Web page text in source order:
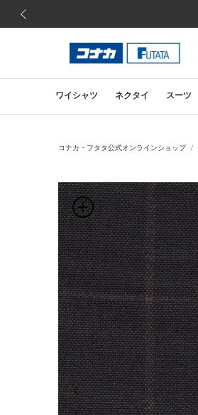
ワイシャツ ネクタイ スーツ
コナカ・フタタ公式オンラインショップ
前の画像